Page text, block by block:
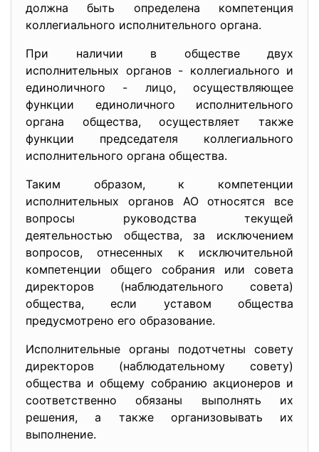
должна быть определена компетенция
коллегиального исполнительного органа.
При наличии в обществе двух
исполнительных органов - коллегиального и
единоличного - лицо, осуществляющее
функции единоличного исполнительного
органа общества, осуществляет также
функции председателя коллегиального
исполнительного органа общества.
Таким образом, к компетенции
исполнительных органов АО относятся все
вопросы руководства текущей
деятельностью общества, за исключением
вопросов, отнесенных к исключительной
компетенции общего собрания или совета
директоров (наблюдательного совета)
общества, если уставом общества
предусмотрено его образование.
Исполнительные органы подотчетны совету
директоров (наблюдательному совету)
общества и общему собранию акционеров и
соответственно обязаны выполнять их
решения, а также организовывать их
выполнение.